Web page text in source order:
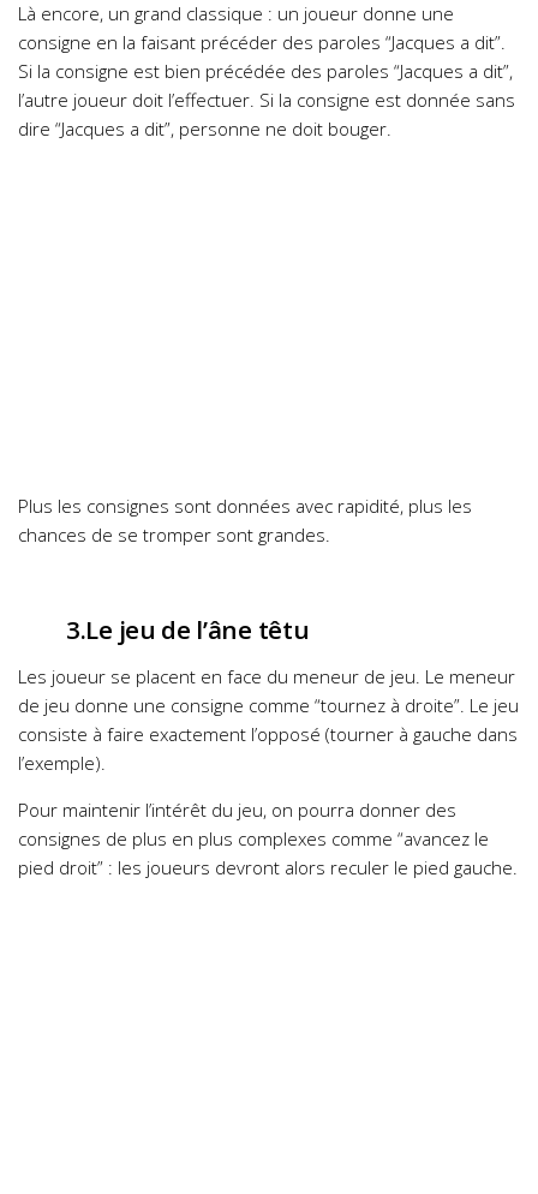
Là encore, un grand classique : un joueur donne une
consigne en la faisant précéder des paroles “Jacques a dit”.
Si la consigne est bien précédée des paroles “Jacques a dit”,
l’autre joueur doit l’effectuer. Si la consigne est donnée sans
dire “Jacques a dit”, personne ne doit bouger.
Plus les consignes sont données avec rapidité, plus les
chances de se tromper sont grandes.
3.Le jeu de l’âne têtu
Les joueur se placent en face du meneur de jeu. Le meneur
de jeu donne une consigne comme “tournez à droite”. Le jeu
consiste à faire exactement l’opposé (tourner à gauche dans
l’exemple).
Pour maintenir l’intérêt du jeu, on pourra donner des
consignes de plus en plus complexes comme “avancez le
pied droit” : les joueurs devront alors reculer le pied gauche.